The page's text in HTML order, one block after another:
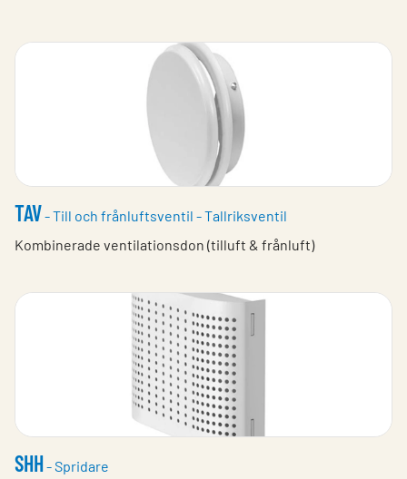
TAV- Till och frånluftsventil - Tallriksventil
Kombinerade ventilationsdon (tilluft & frånluft)
SHH- Spridare